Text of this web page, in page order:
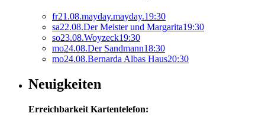
fr21.08.mayday.mayday.19:30
sa22.08.Der Meister und Margarita19:30
so23.08.Woyzeck19:30
mo24.08.Der Sandmann18:30
mo24.08.Bernarda Albas Haus20:30
Neuigkeiten
Erreichbarkeit Kartentelefon: